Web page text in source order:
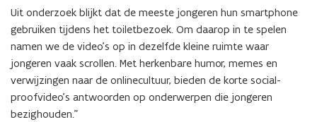
Uit onderzoek blijkt dat de meeste jongeren hun smartphone
gebruiken tijdens het toiletbezoek. Om daarop in te spelen
namen we de video’s op in dezelfde kleine ruimte waar
jongeren vaak scrollen. Met herkenbare humor, memes en
verwijzingen naar de onlinecultuur, bieden de korte social-
proofvideo’s antwoorden op onderwerpen die jongeren
bezighouden.”